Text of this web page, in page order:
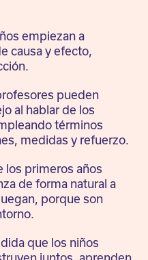
empiezan a
causa y efecto,
pueden
al hablar de los
términos
medidas y refuerzo.
los primeros años
de forma natural a
porque son
que los niños